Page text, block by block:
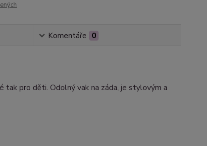
Komentáře 0
tak pro děti. Odolný vak na záda, je stylovým a